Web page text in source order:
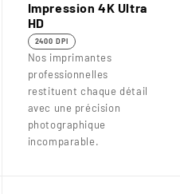
Impression 4K Ultra
HD
2400 DPI
Nos imprimantes
professionnelles
restituent chaque détail
avec une précision
photographique
incomparable.